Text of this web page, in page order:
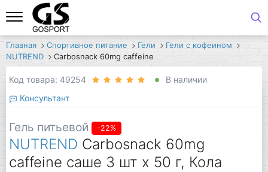
Главная Спортивное питание Гели
Гели с кофеином
NUTREND
Carbosnack 60mg caffeine
Код товара: 49254
В наличии
Консультант
Гель питьевой -22%
NUTREND Carbosnack 60mg
caffeine саше 3 шт x 50 г, Кола